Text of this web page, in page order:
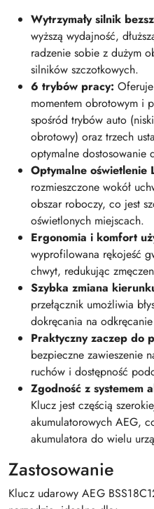
Wytrzymały silnik
wyższą wydajność,
radzenie sobie z dużym
silników szczotkowych.
6 trybów pracy:
momentem obrotowym i
spośród trybów auto
obrotowy) oraz trzech
optymalne dostosowanie
Optymalne oświetlenie
rozmieszczone wokół
obszar roboczy, co jest
oświetlonych miejscach.
Ergonomia i komfort
wyprofilowana rękojeść
chwyt, redukując
Szybka zmiana
przełącznik umożliwia
dokręcania na
Praktyczny zaczep do
bezpieczne zawieszenie
ruchów i dostępność
Zgodność z systemem
Klucz jest częścią
akumulatorowych AEG,
akumulatora do wielu
Zastosowanie
Klucz udarowy AEG